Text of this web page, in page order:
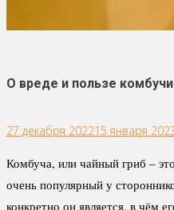
О вреде и пользе комбучи
27 декабря 202215 января
Комбуча, или чайный гриб –
очень популярный у
конкретно он является, в чём